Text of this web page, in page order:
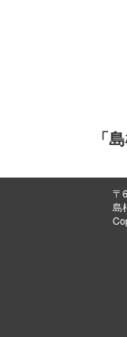
「
〒
島